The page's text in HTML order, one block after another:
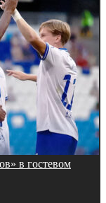
в гостевом